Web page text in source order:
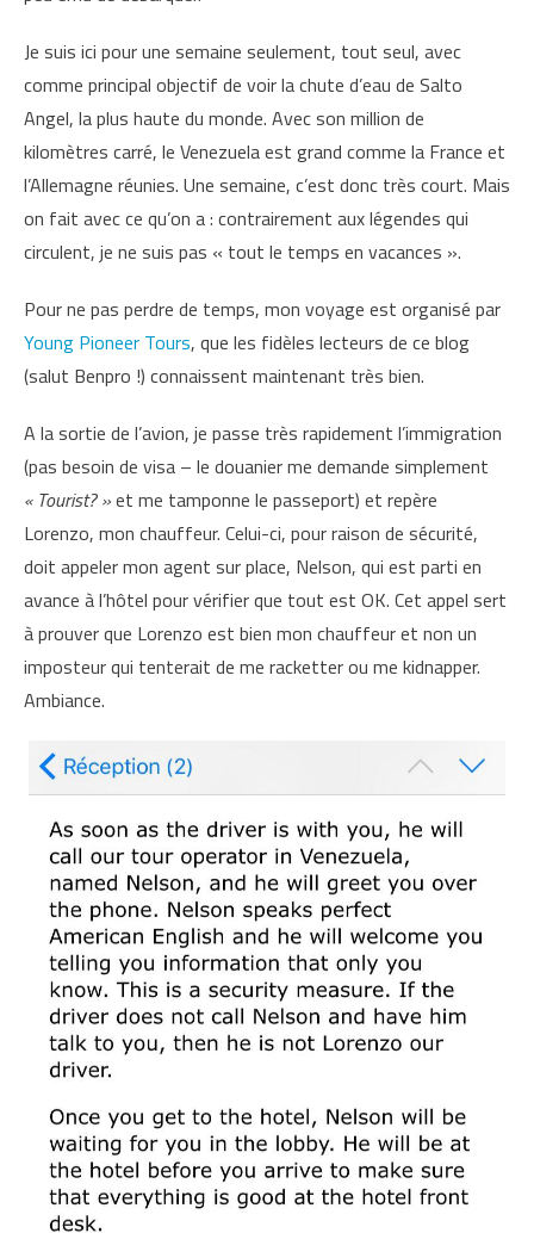
Je suis ici pour une semaine seulement, tout seul, avec
comme principal objectif de voir la chute d’eau de Salto
Angel, la plus haute du monde. Avec son million de
kilomètres carré, le Venezuela est grand comme la France et
l’Allemagne réunies. Une semaine, c’est donc très court. Mais
on fait avec ce qu’on a : contrairement aux légendes qui
circulent, je ne suis pas « tout le temps en vacances ».
Pour ne pas perdre de temps, mon voyage est organisé par
Young Pioneer Tours, que les fidèles lecteurs de ce blog
(salut Benpro !) connaissent maintenant très bien.
A la sortie de l’avion, je passe très rapidement l’immigration
(pas besoin de visa – le douanier me demande simplement
« Tourist? »et me tamponne le passeport) et repère
Lorenzo, mon chauffeur. Celui-ci, pour raison de sécurité,
doit appeler mon agent sur place, Nelson, qui est parti en
avance à l’hôtel pour vérifier que tout est OK. Cet appel sert
à prouver que Lorenzo est bien mon chauffeur et non un
imposteur qui tenterait de me racketter ou me kidnapper.
Ambiance.